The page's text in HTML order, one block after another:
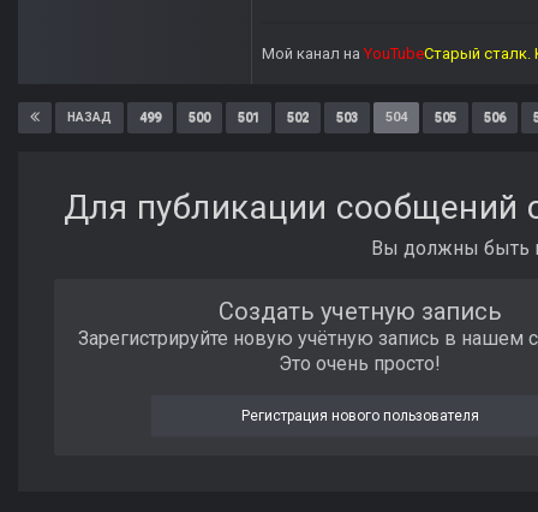
Мой канал наYouTubeСтарый сталк.
НАЗАД 499 500 501 502 503 504 505 506
Для публикации сообщений
Вы должны быть
Создать учетную запись
Зарегистрируйте новую учётную запись в нашем
Это очень просто!
Регистрация нового пользователя